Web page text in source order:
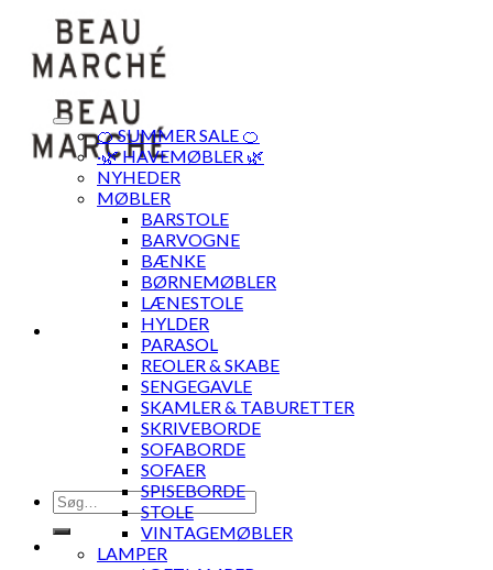
content
Søg
efter:
🍊 SUMMER SALE 🍊
·🌿 HAVEMØBLER 🌿
NYHEDER
MØBLER
BARSTOLE
BARVOGNE
BÆNKE
BØRNEMØBLER
LÆNESTOLE
HYLDER
PARASOL
REOLER & SKABE
SENGEGAVLE
SKAMLER & TABURETTER
SKRIVEBORDE
SOFABORDE
SOFAER
SPISEBORDE
STOLE
VINTAGEMØBLER
LAMPER